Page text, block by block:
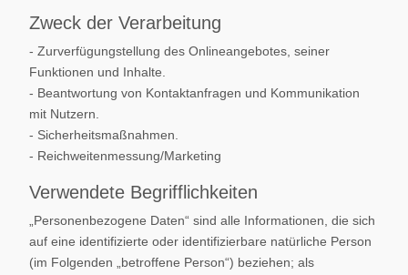
Zweck der Verarbeitung
- Zurverfügungstellung des Onlineangebotes, seiner
Funktionen und Inhalte.
- Beantwortung von Kontaktanfragen und Kommunikation
mit Nutzern.
- Sicherheitsmaßnahmen.
- Reichweitenmessung/Marketing
Verwendete Begrifflichkeiten
„Personenbezogene Daten“ sind alle Informationen, die sich
auf eine identifizierte oder identifizierbare natürliche Person
(im Folgenden „betroffene Person“) beziehen; als